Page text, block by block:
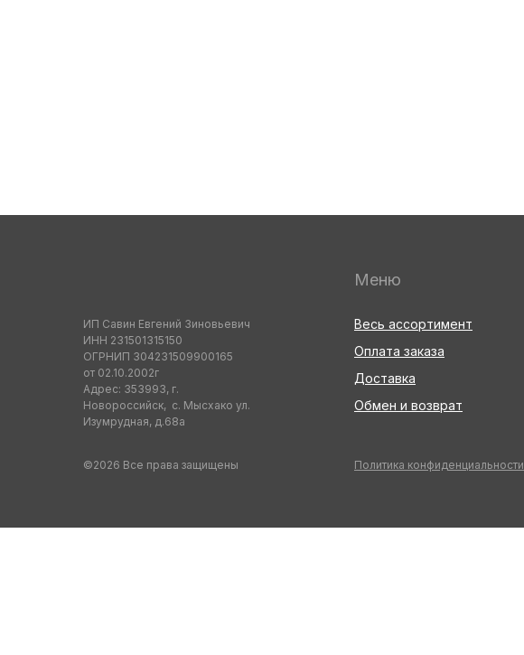
ИП Савин Евгений Зиновьевич
ИНН 231501315150
ОГРНИП 304231509900165
от 02.10.2002г
Адрес: 353993, г.
Новороссийск, с. Мысхако ул.
Изумрудная, д.68а
©2026 Все права защищены Политика конфиденциальности
Обмен и возврат
Доставка
Оплата заказа
Меню
Весь ассортимент